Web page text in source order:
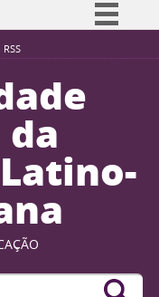
RSS
Simplifique!
Participe
à informação
Legislação
Canais